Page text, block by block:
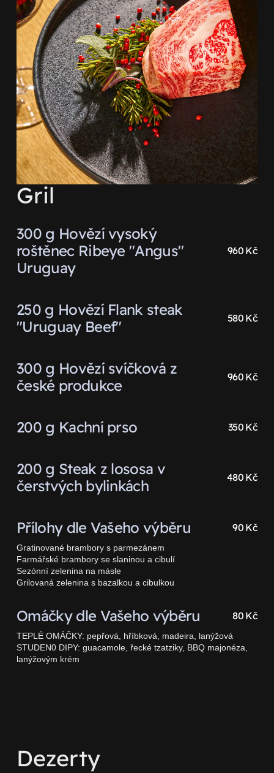
Gril
300 g Hovězí vysoký
roštěnec Ribeye "Angus"
Uruguay
960 Kč
250 g Hovězí Flank steak
"Uruguay Beef"
580 Kč
300 g Hovězí svíčková z
české produkce
960 Kč
200 g Kachní prso 350 Kč
200 g Steak z lososa v
čerstvých bylinkách
480 Kč
Přílohy dle Vašeho výběru 90 Kč
Gratinované brambory s parmezánem
Farmářské brambory se slaninou a cibulí
Sezónní zelenina na másle
Grilovaná zelenina s bazalkou a cibulkou
Omáčky dle Vašeho výběru 80 Kč
TEPLÉ OMÁČKY: pepřová, hříbková, madeira, lanýžová
STUDEN0 DIPY: guacamole, řecké tzatziky, BBQ majonéza,
lanýžovým krém
Dezerty